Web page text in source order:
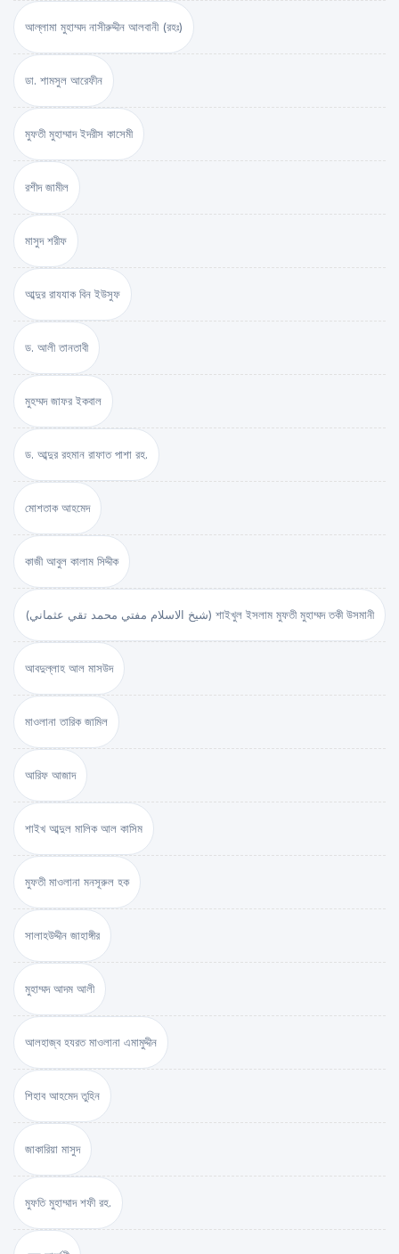
আল্লামা মুহাম্মদ নাসীরুদ্দীন আলবানী (রহঃ)
ডা. শামসুল আরেফীন
মুফতী মুহাম্মাদ ইদরীস কাসেমী
রশীদ জামীল
মাসুদ শরীফ
আব্দুর রাযযাক বিন ইউসুফ
ড. আলী তানতাবী
মুহম্মদ জাফর ইকবাল
ড. আব্দুর রহমান রাফাত পাশা রহ.
মোশতাক আহমেদ
কাজী আবুল কালাম সিদ্দীক
(شيخ الاسلام مفتي محمد تقي عثماني) শাইখুল ইসলাম মুফতী মুহাম্মদ তকী উসমানী
আবদুল্লাহ আল মাসউদ
মাওলানা তারিক জামিল
আরিফ আজাদ
শাইখ আব্দুল মালিক আল কাসিম
মুফতী মাওলানা মনসূরুল হক
সালাহউদ্দীন জাহাঙ্গীর
মুহাম্মদ আদম আলী
আলহাজ্ব হযরত মাওলানা এমামুদ্দীন
শিহাব আহমেদ তুহিন
জাকারিয়া মাসুদ
মুফতি মুহাম্মাদ শফী রহ.